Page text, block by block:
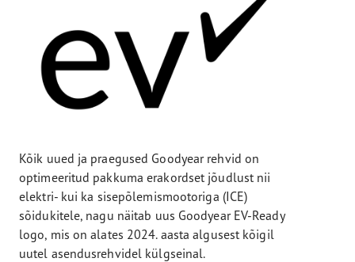
Kõik uued ja praegused Goodyear rehvid on
optimeeritud pakkuma erakordset jõudlust nii
elektri- kui ka sisepõlemismootoriga (ICE)
sõidukitele, nagu näitab uus Goodyear EV-Ready
logo, mis on alates 2024. aasta algusest kõigil
uutel asendusrehvidel külgseinal.